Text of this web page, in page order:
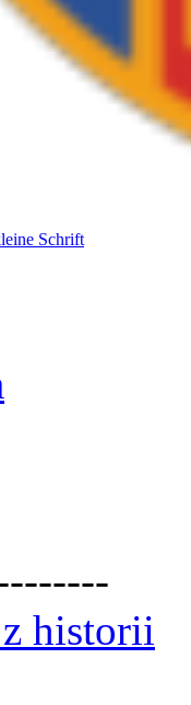
historii